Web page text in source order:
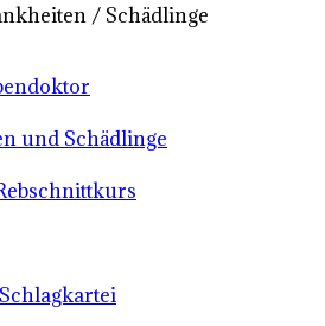
/ Schädlinge
und Schädlinge